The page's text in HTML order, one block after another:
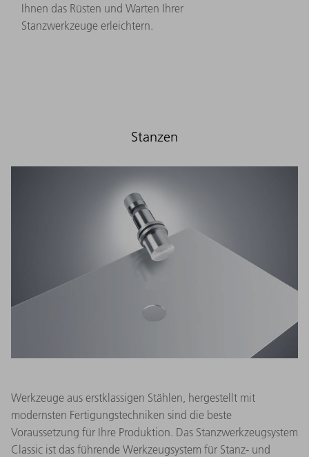
Ihnen das Rüsten und Warten Ihrer
Stanzwerkzeuge erleichtern.
Stanzen
Werkzeuge aus erstklassigen Stählen, hergestellt mit
modernsten Fertigungstechniken sind die beste
Voraussetzung für Ihre Produktion. Das Stanzwerkzeugsystem
Classic ist das führende Werkzeugsystem für Stanz- und